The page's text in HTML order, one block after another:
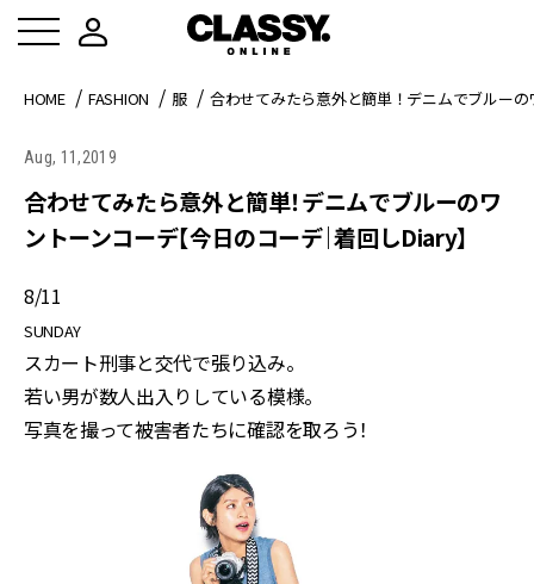
HOME FASHION 服 合わせてみたら意外と簡単！デニムでブルー
Aug, 11,2019
合わせてみたら意外と簡単！デニムでブルーのワ
ントーンコーデ【今日のコーデ｜着回しDiary】
8/11
SUNDAY
スカート刑事と交代で張り込み。
若い男が数人出入りしている模様。
写真を撮って被害者たちに確認を取ろう！